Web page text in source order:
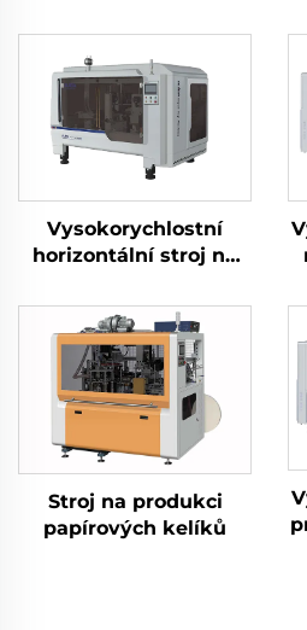
Vysokorychlostní
horizontální stroj na
Stroj na produkci
papírových kelíků